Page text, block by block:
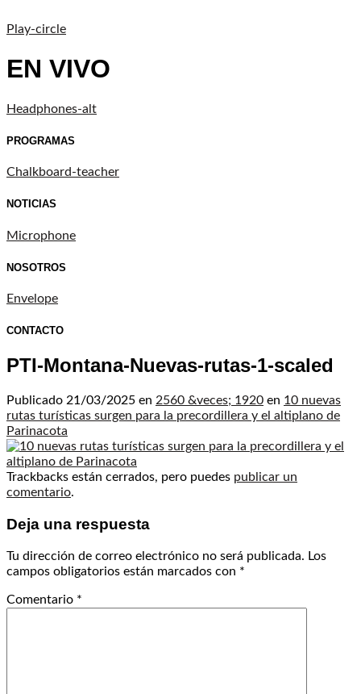
Play-circle
EN VIVO
Headphones-alt
PROGRAMAS
Chalkboard-teacher
NOTICIAS
Microphone
NOSOTROS
Envelope
CONTACTO
PTI-Montana-Nuevas-rutas-1-scaled
Publicado 21/03/2025 en 2560 &veces; 1920 en 10 nuevas
rutas turísticas surgen para la precordillera y el altiplano de
Parinacota
Trackbacks están cerrados, pero puedes publicar un
comentario.
Deja una respuesta
Tu dirección de correo electrónico no será publicada. Los
campos obligatorios están marcados con *
Comentario *